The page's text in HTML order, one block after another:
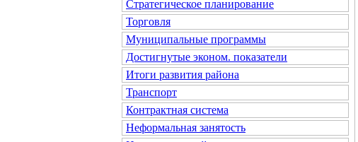
Стратегическое планирование
Торговля
Муниципальные программы
Достигнутые эконом. показатели
Итоги развития района
Транспорт
Контрактная система
Неформальная занятость